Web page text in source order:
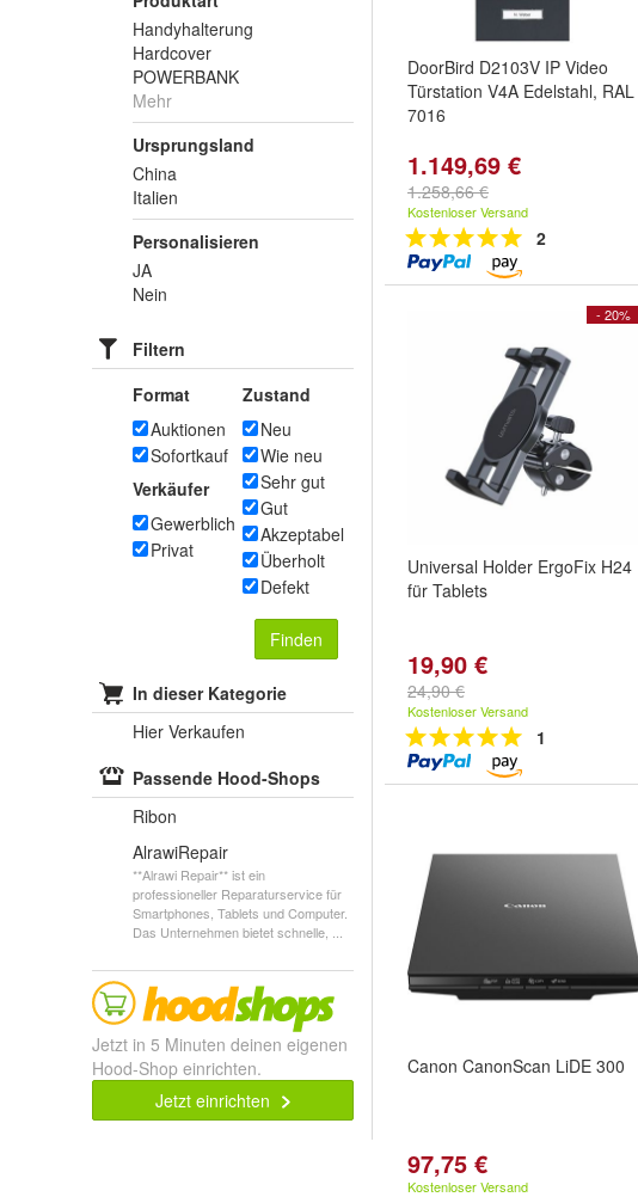
Handyhalterung
Hardcover
POWERBANK
Mehr
Ursprungsland
China
Italien
Personalisieren
JA
Nein
Filtern
Format
Auktionen
Sofortkauf
Verkäufer
Gewerblich
Privat
Zustand
Neu
Wie neu
Sehr gut
Gut
Akzeptabel
Überholt
Defekt
Finden
In dieser Kategorie
Hier Verkaufen
Passende Hood-Shops
Ribon
AlrawiRepair
**Alrawi Repair** ist ein
professioneller Reparaturservice für
Smartphones, Tablets und Computer.
Das Unternehmen bietet schnelle, ...
Jetzt in 5 Minuten deinen eigenen
Hood-Shop einrichten.
Jetzt einrichten
DoorBird D2103V IP Video
Türstation V4A Edelstahl, RAL
7016
1.149,69 €
1.258,66 €
Kostenloser Versand
2
- 20%
Universal Holder ErgoFix H24
für Tablets
19,90 €
24,90 €
Kostenloser Versand
1
Canon CanonScan LiDE 300
97,75 €
Kostenloser Versand